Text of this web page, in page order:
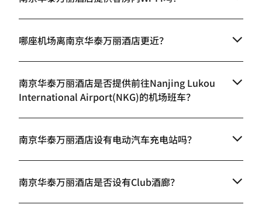
哪座机场离南京华泰万丽酒店更近？
南京华泰万丽酒店是否提供前往Nanjing Lukou
International Airport(NKG)的机场班车？
南京华泰万丽酒店设有电动汽车充电站吗？
南京华泰万丽酒店是否设有Club酒廊？